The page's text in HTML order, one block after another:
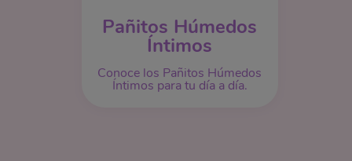
Pañitos Húmedos
Íntimos
Conoce los Pañitos Húmedos
Íntimos para tu día a día.